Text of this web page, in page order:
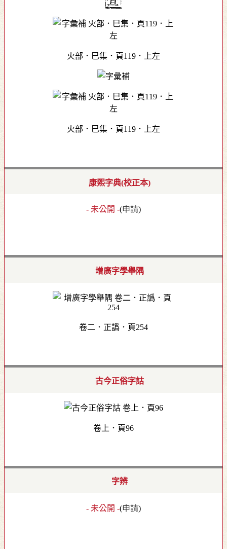
火部．巳集．頁119．上左
火部．巳集．頁119．上左
康熙字典(校正本)
- 未公開 -(申請)
增廣字學舉隅
卷二．正譌．頁254
古今正俗字詁
卷上．頁96
字辨
- 未公開 -(申請)